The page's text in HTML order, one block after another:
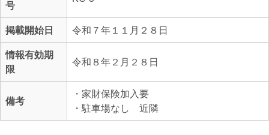
号
掲載開始日 令和７年１１月２８日
情報有効期
限
令和８年２月２８日
備考
・家財保険加入要
・駐車場なし 近隣